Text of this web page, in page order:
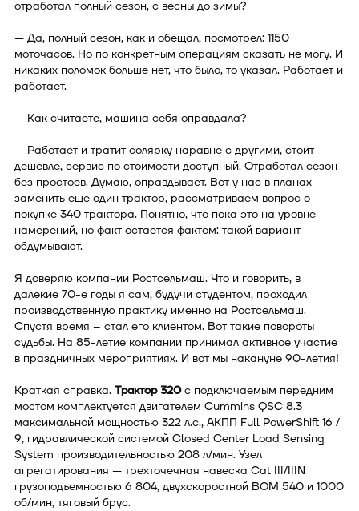
отработал полный сезон, с весны до зимы?
— Да, полный сезон, как и обещал, посмотрел: 1150
моточасов. Но по конкретным операциям сказать не могу. И
никаких поломок больше нет, что было, то указал. Работает и
работает.
— Как считаете, машина себя оправдала?
— Работает и тратит солярку наравне с другими, стоит
дешевле, сервис по стоимости доступный. Отработал сезон
без простоев. Думаю, оправдывает. Вот у нас в планах
заменить еще один трактор, рассматриваем вопрос о
покупке 340 трактора. Понятно, что пока это на уровне
намерений, но факт остается фактом: такой вариант
обдумывают.
Я доверяю компании Ростсельмаш. Что и говорить, в
далекие 70-е годы я сам, будучи студентом, проходил
производственную практику именно на Ростсельмаш.
Спустя время – стал его клиентом. Вот такие повороты
судьбы. На 85-летие компании принимал активное участие
в праздничных мероприятиях. И вот мы накануне 90-летия!
Краткая справка. Трактор 320с подключаемым передним
мостом комплектуется двигателем Cummins QSC 8.3
максимальной мощностью 322 л.с., АКПП Full PowerShift 16 /
9, гидравлической системой Closed Center Load Sensing
System производительностью 208 л/мин. Узел
агрегатирования — трехточечная навеска Cat III/IIIN
грузоподъемностью 6 804, двухскоростной ВОМ 540 и 1000
об/мин, тяговый брус.